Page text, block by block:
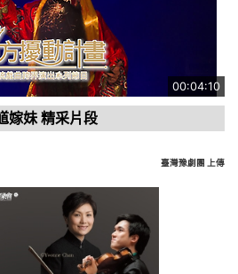
00:04:10
嫁妹 精采片段
臺灣豫劇團 上傳